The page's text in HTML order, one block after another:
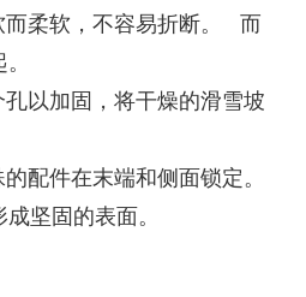
柔软，不容易折断。 而
以加固，将干燥的滑雪坡
配件在末端和侧面锁定。
坚固的表面。